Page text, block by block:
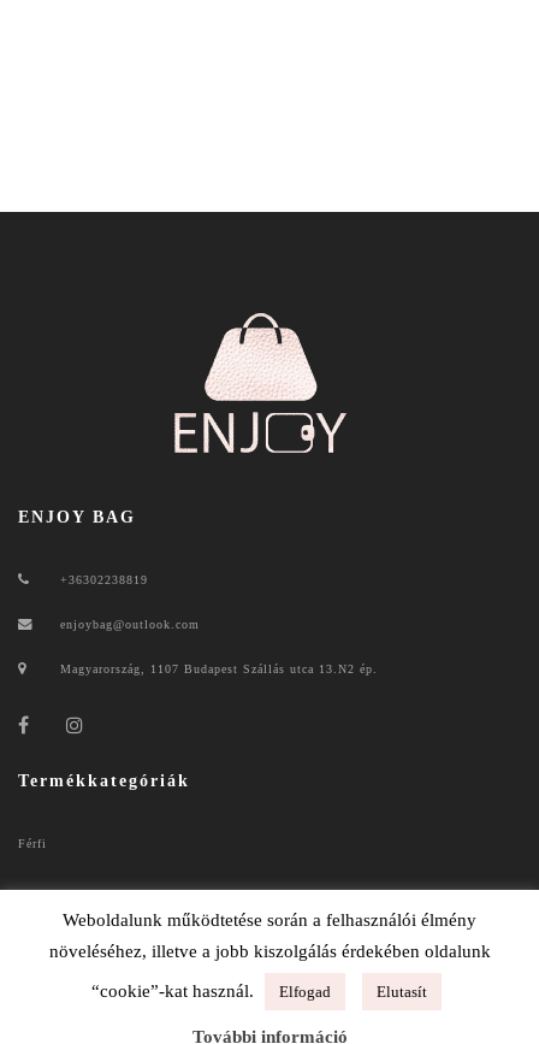
ENJOY BAG
+36302238819
enjoybag@outlook.com
Magyarország, 1107 Budapest Szállás utca 13.N2 ép.
Termékkategóriák
Férfi
Weboldalunk működtetése során a felhasználói élmény
növeléséhez, illetve a jobb kiszolgálás érdekében oldalunk
“cookie”-kat használ. Elfogad Elutasít
További információ